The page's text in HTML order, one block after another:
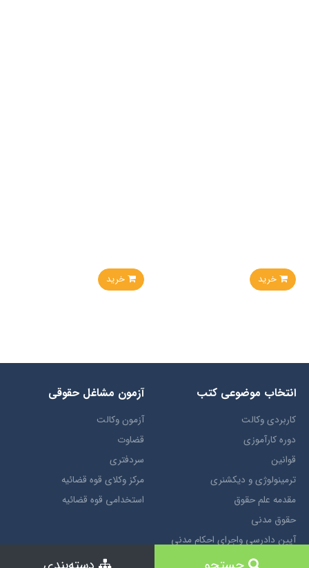
خرید خرید
انتخاب​ موضوعي​ کتب
کاربردی وکالت
دوره کارآموزی
قوانین
ترمينولوژي و ديکشنري
مقدمه علم حقوق
حقوق مدني
آيين دادرسي ​واجراي ​احکام ​مدني
حقوق تجارت
آزمون مشاغل حقوقی
آزمون وکالت
قضاوت
سردفتری
مرکز وکلای قوه قضائیه
استخدامی قوه قضائیه